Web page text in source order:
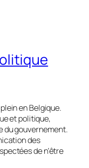
en Belgique.
et politique,
du gouvernement.
des
de n’être